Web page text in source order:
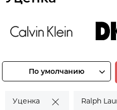
Смотреть
товары
По умолчанию
Уценка Ralph